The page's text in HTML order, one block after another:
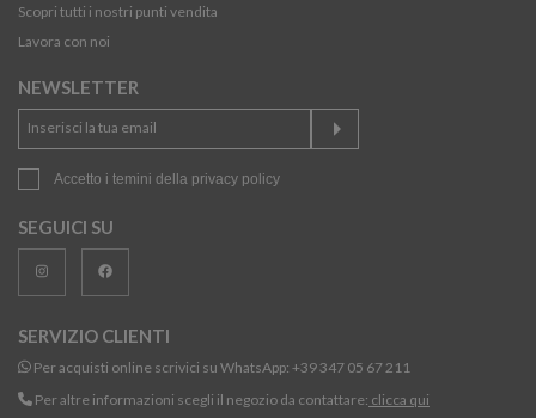
Scopri tutti i nostri punti vendita
Lavora con noi
NEWSLETTER
Accetto i temini della privacy policy
SEGUICI SU
SERVIZIO CLIENTI
Per acquisti online scrivici su WhatsApp: +39 347 05 67 211
Per altre informazioni scegli il negozio da contattare: clicca qui